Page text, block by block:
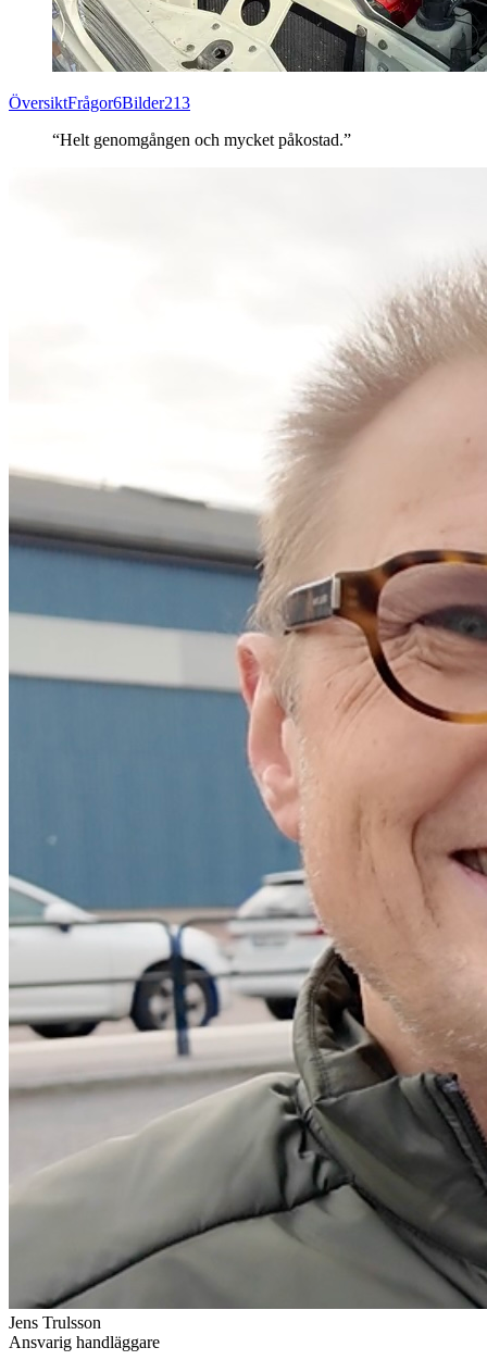
ÖversiktFrågor6Bilder213
“Helt genomgången och mycket påkostad.”
Jens Trulsson
Ansvarig handläggare